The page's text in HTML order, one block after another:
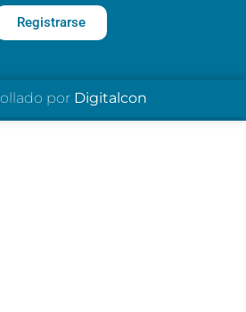
Registrarse
por Digitalcon